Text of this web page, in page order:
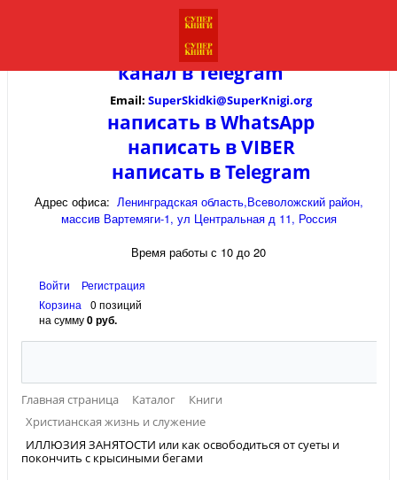
канал вTelegram
Email: SuperSkidki@SuperKnigi.org
написать в WhatsApp
написать в VIBER
написать в Telegram
Адрес офиса: Ленинградская область,Всеволожский район,
массив Вартемяги-1, ул Центральная д 11, Россия
Время работы с 10 до 20
Войти
Регистрация
Корзина
0 позиций
на сумму0 руб.
Главная страница Каталог
Книги
Христианская жизнь и служение
ИЛЛЮЗИЯ ЗАНЯТОСТИ или как освободиться от суеты и
покончить с крысиными бегами